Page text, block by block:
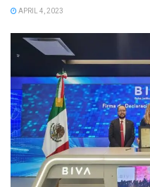
APRIL 4, 2023